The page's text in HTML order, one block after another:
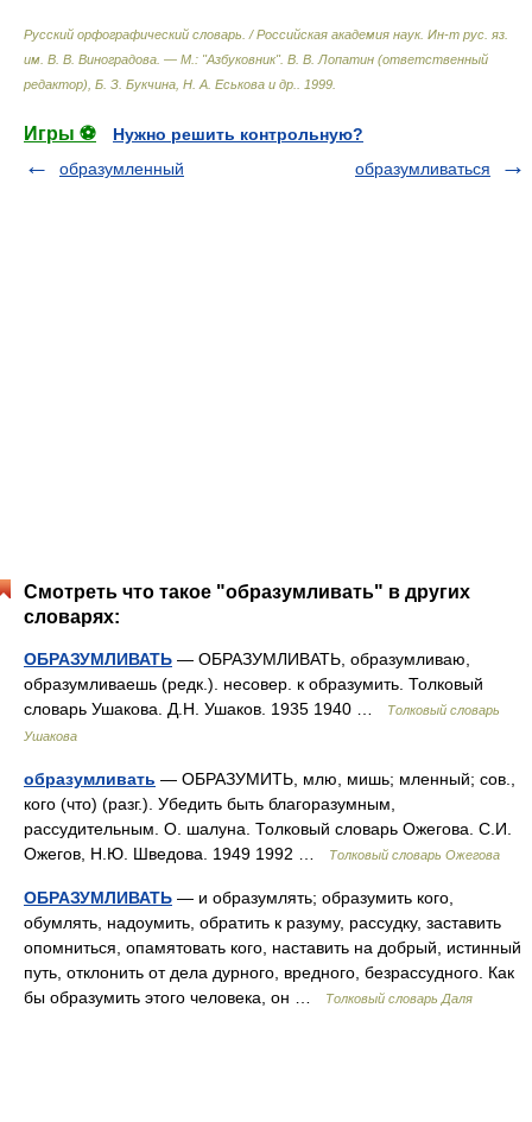
Русский орфографический словарь. / Российская академия наук. Ин-т рус. яз.
им. В. В. Виноградова. — М.: "Азбуковник". В. В. Лопатин (ответственный
редактор), Б. З. Букчина, Н. А. Еськова и др.
1999
Игры ⚽
Нужно решить контрольную?
образумленный
образумливаться
Смотреть что такое "образумливать" в других
словарях:
ОБРАЗУМЛИВАТЬ — ОБРАЗУМЛИВАТЬ, образумливаю,
образумливаешь (редк.). несовер. к образумить. Толковый
словарь Ушакова. Д.Н. Ушаков. 1935 1940 …
Толковый словарь
Ушакова
образумливать — ОБРАЗУМИТЬ, млю, мишь; мленный; сов.,
кого (что) (разг.). Убедить быть благоразумным,
рассудительным. О. шалуна. Толковый словарь Ожегова. С.И.
Ожегов, Н.Ю. Шведова. 1949 1992 …
Толковый словарь Ожегова
ОБРАЗУМЛИВАТЬ — и образумлять; образумить кого,
обумлять, надоумить, обратить к разуму, рассудку, заставить
опомниться, опамятовать кого, наставить на добрый, истинный
путь, отклонить от дела дурного, вредного, безрассудного. Как
бы образумить этого человека, он …
Толковый словарь Даля